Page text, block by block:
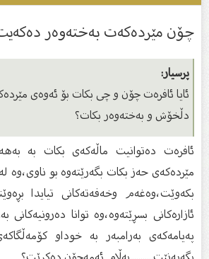
چۆن مێردەكەت بەختەوەر دەكەیت؟
پرسیار:
ئایا ئافرەت چۆن و چی بکات بۆ ئەوەى
دڵخۆش و بەختەوەر بکات؟
ئافرەت دەتوانیت ماڵەكەی بكات بە
مێردەكەی حەز بكات بگەرێتەوە بو ناوى،وە
بكەوێت،وەغەم وخەفەتەكانى تیایدا
ئازارەكانى بسڕێتەوە،وە توانا دەرونیەكانى
پەیامەكەى بەرامبەر بە خوداو